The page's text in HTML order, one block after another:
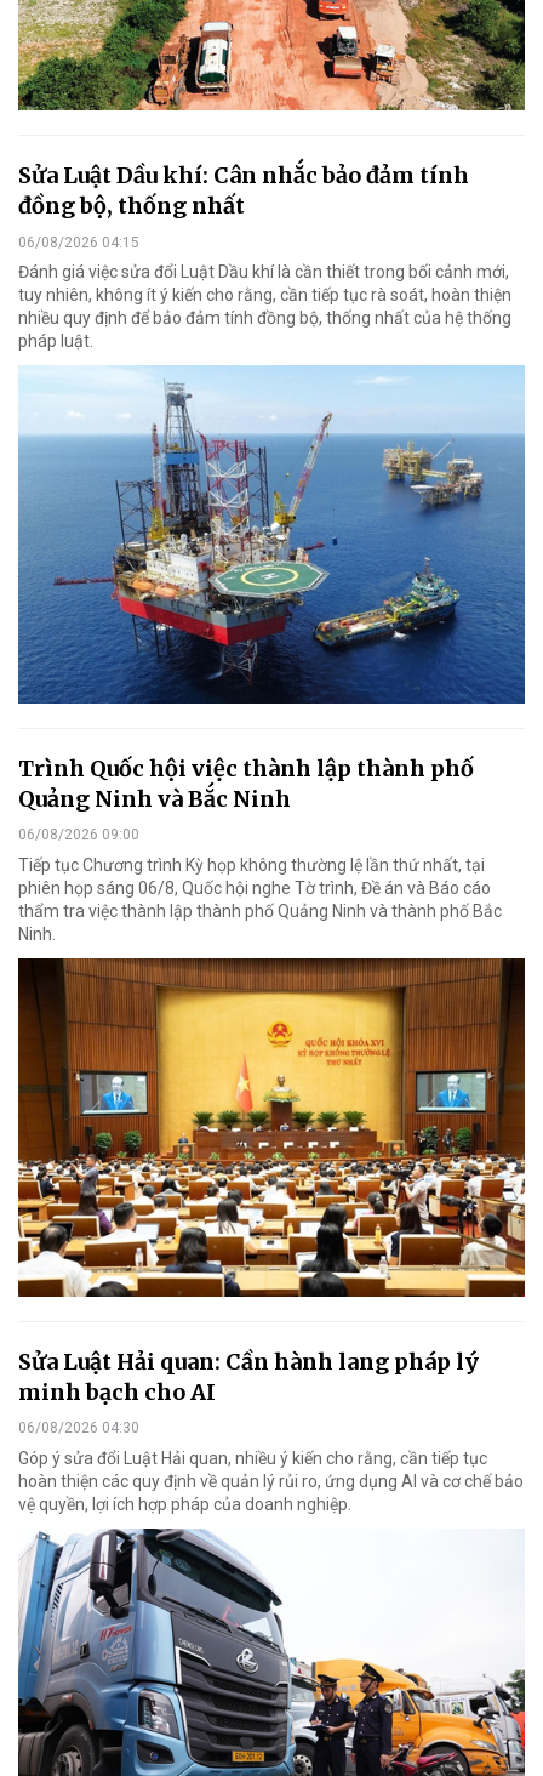
Sửa Luật Dầu khí: Cân nhắc bảo đảm tính
đồng bộ, thống nhất
06/08/2026 04:15
Đánh giá việc sửa đổi Luật Dầu khí là cần thiết trong bối cảnh mới,
tuy nhiên, không ít ý kiến cho rằng, cần tiếp tục rà soát, hoàn thiện
nhiều quy định để bảo đảm tính đồng bộ, thống nhất của hệ thống
pháp luật.
Trình Quốc hội việc thành lập thành phố
Quảng Ninh và Bắc Ninh
06/08/2026 09:00
Tiếp tục Chương trình Kỳ họp không thường lệ lần thứ nhất, tại
phiên họp sáng 06/8, Quốc hội nghe Tờ trình, Đề án và Báo cáo
thẩm tra việc thành lập thành phố Quảng Ninh và thành phố Bắc
Ninh.
Sửa Luật Hải quan: Cần hành lang pháp lý
minh bạch cho AI
06/08/2026 04:30
Góp ý sửa đổi Luật Hải quan, nhiều ý kiến cho rằng, cần tiếp tục
hoàn thiện các quy định về quản lý rủi ro, ứng dụng AI và cơ chế bảo
vệ quyền, lợi ích hợp pháp của doanh nghiệp.